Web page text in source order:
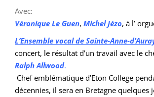
Avec:
Véronique Le Guen, Michel Jézo, à l’
L’Ensemble vocal de Sainte-Anne-
concert, le résultat d’un travail avec le
Ralph Allwood.
Chef emblématique d’Eton College
décennies, il sera en Bretagne quelques